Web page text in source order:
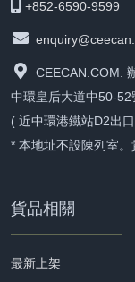
+852-6590-9599
CEECAN.COM.
中環皇后大道中50-
( 近中環港鐵站D2出
* 本地址不設陳列室。
貨品相關
最新上架